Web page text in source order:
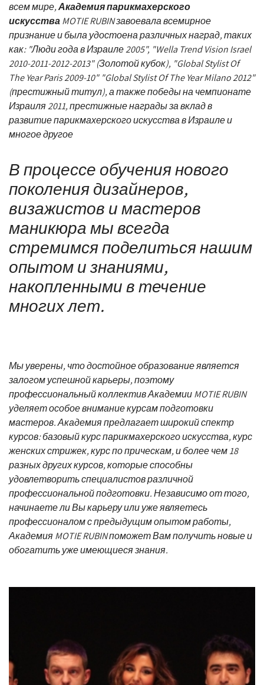
всем мире,Академия парикмахерского
искусстваMOTIE RUBIN завоевала всемирное
признание и была удостоена различных наград, таких
как: "Люди года в Израиле 2005", "Wella Trend Vision Israel
2010-2011-2012-2013" (Золотой кубок), "Global Stylist Of
The Year Paris 2009-10" "Global Stylist Of The Year Milano 2012"
(престижный титул), а также победы на чемпионате
Израиля 2011, престижные награды за вклад в
развитие парикмахерского искусства в Израиле и
многое другое
В процессе обучения нового
поколения дизайнеров,
визажистов и мастеров
маникюра мы всегда
стремимся поделиться нашим
опытом и знаниями,
накопленными в течение
многих лет.
Мы уверены, что достойное образование является
залогом успешной карьеры, поэтому
профессиональный коллектив Академии MOTIE RUBIN
уделяет особое внимание курсам подготовки
мастеров. Академия предлагает широкий спектр
курсов: базовый курс парикмахерского искусства, курс
женских стрижек, курс по прическам, и более чем 18
разных других курсов, которые способны
удовлетворить специалистов различной
профессиональной подготовки. Независимо от того,
начинаете ли Вы карьеру или уже являетесь
профессионалом с предыдущим опытом работы,
Академия MOTIE RUBIN поможет Вам получить новые и
обогатить уже имеющиеся знания.